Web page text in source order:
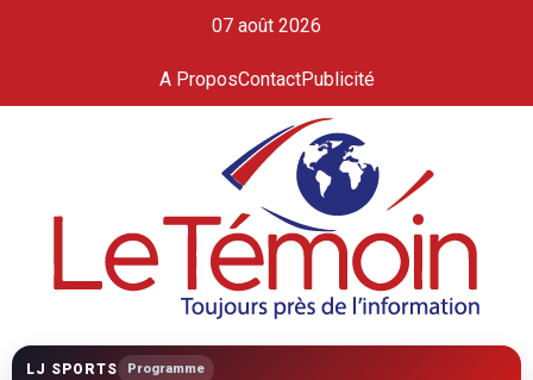
07 août 2026
A ProposContactPublicité
LJ SPORTS Programme